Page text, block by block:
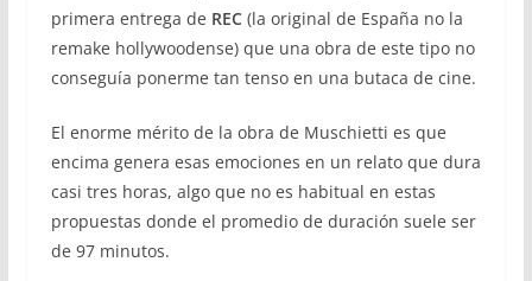
primera entrega de REC(la original de España no la
remake hollywoodense) que una obra de este tipo no
conseguía ponerme tan tenso en una butaca de cine.
El enorme mérito de la obra de Muschietti es que
encima genera esas emociones en un relato que dura
casi tres horas, algo que no es habitual en estas
propuestas donde el promedio de duración suele ser
de 97 minutos.